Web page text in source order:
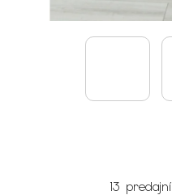
13 predajní